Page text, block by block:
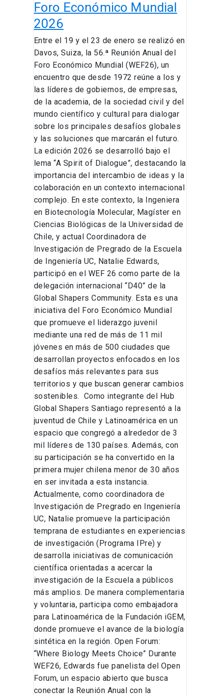
Foro Económico Mundial
2026
Entre el 19 y el 23 de enero se realizó en
Davos, Suiza, la 56.ª Reunión Anual del
Foro Económico Mundial (WEF26), un
encuentro que desde 1972 reúne a los y
las líderes de gobiernos, de empresas,
de la academia, de la sociedad civil y del
mundo científico y cultural para dialogar
sobre los principales desafíos globales
y las soluciones que marcarán el futuro.
La edición 2026 se desarrolló bajo el
lema “A Spirit of Dialogue”, destacando la
importancia del intercambio de ideas y la
colaboración en un contexto internacional
complejo. En este contexto, la Ingeniera
en Biotecnología Molecular, Magíster en
Ciencias Biológicas de la Universidad de
Chile, y actual Coordinadora de
Investigación de Pregrado de la Escuela
de Ingeniería UC, Natalie Edwards,
participó en el WEF 26 como parte de la
delegación internacional “D40” de la
Global Shapers Community. Esta es una
iniciativa del Foro Económico Mundial
que promueve el liderazgo juvenil
mediante una red de más de 11 mil
jóvenes en más de 500 ciudades que
desarrollan proyectos enfocados en los
desafíos más relevantes para sus
territorios y que buscan generar cambios
sostenibles. Como integrante del Hub
Global Shapers Santiago representó a la
juventud de Chile y Latinoamérica en un
espacio que congregó a alrededor de 3
mil líderes de 130 países. Además, con
su participación se ha convertido en la
primera mujer chilena menor de 30 años
en ser invitada a esta instancia.
Actualmente, como coordinadora de
Investigación de Pregrado en Ingeniería
UC, Natalie promueve la participación
temprana de estudiantes en experiencias
de investigación (Programa IPre) y
desarrolla iniciativas de comunicación
científica orientadas a acercar la
investigación de la Escuela a públicos
más amplios. De manera complementaria
y voluntaria, participa como embajadora
para Latinoamérica de la Fundación iGEM,
donde promueve el avance de la biología
sintética en la región. Open Forum:
“Where Biology Meets Choice” Durante
WEF26, Edwards fue panelista del Open
Forum, un espacio abierto que busca
conectar la Reunión Anual con la
Mundial
2026